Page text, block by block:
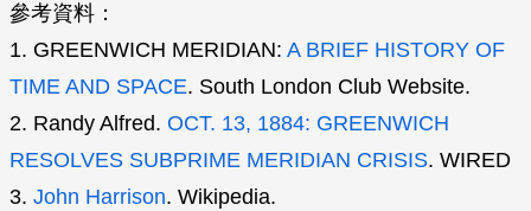
參考資料：
1. GREENWICH MERIDIAN: A BRIEF HISTORY OF
TIME AND SPACE. South London Club Website.
2. Randy Alfred. OCT. 13, 1884: GREENWICH
RESOLVES SUBPRIME MERIDIAN CRISIS. WIRED
3. John Harrison. Wikipedia.